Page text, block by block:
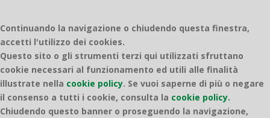
Continuando la navigazione o chiudendo questa finestra,
accetti l'utilizzo dei cookies.
Questo sito o gli strumenti terzi qui utilizzati sfruttano
cookie necessari al funzionamento ed utili alle finalità
illustrate nella cookie policy. Se vuoi saperne di più o negare
il consenso a tutti i cookie, consulta la cookie policy.
Chiudendo questo banner o proseguendo la navigazione,